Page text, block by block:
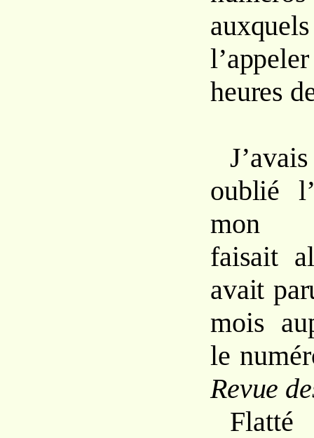
heures
oublié
mon
faisait
avait
mois
le
Revue